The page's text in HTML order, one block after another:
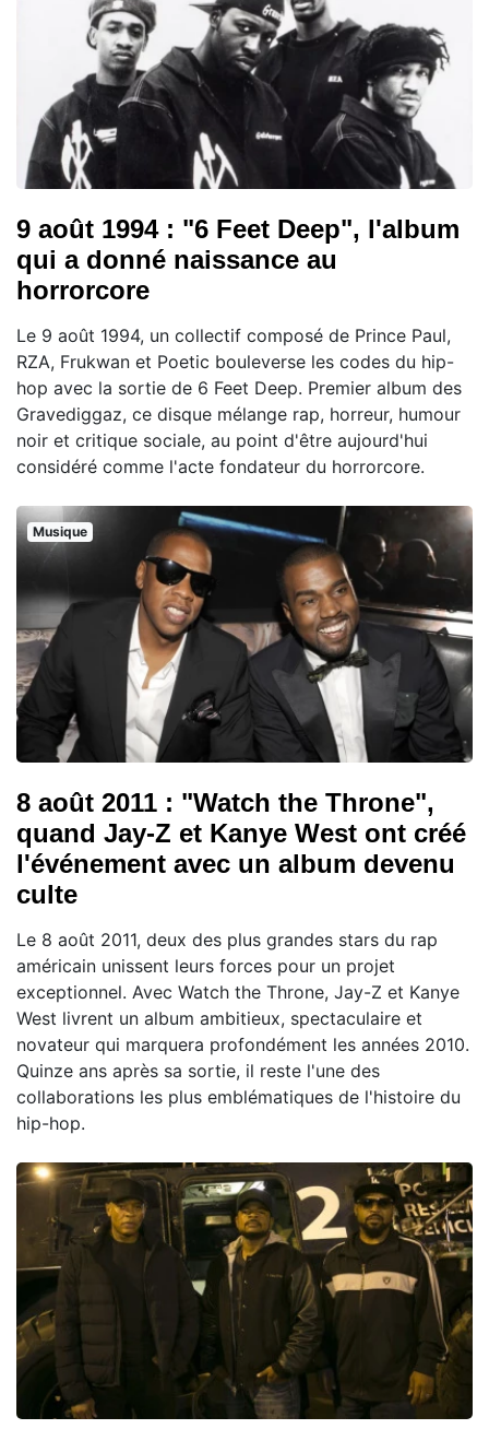
9 août 1994 : "6 Feet Deep", l'album
qui a donné naissance au
horrorcore
Le 9 août 1994, un collectif composé de Prince Paul,
RZA, Frukwan et Poetic bouleverse les codes du hip-
hop avec la sortie de 6 Feet Deep. Premier album des
Gravediggaz, ce disque mélange rap, horreur, humour
noir et critique sociale, au point d'être aujourd'hui
considéré comme l'acte fondateur du horrorcore.
Musique
8 août 2011 : "Watch the Throne",
quand Jay-Z et Kanye West ont créé
l'événement avec un album devenu
culte
Le 8 août 2011, deux des plus grandes stars du rap
américain unissent leurs forces pour un projet
exceptionnel. Avec Watch the Throne, Jay-Z et Kanye
West livrent un album ambitieux, spectaculaire et
novateur qui marquera profondément les années 2010.
Quinze ans après sa sortie, il reste l'une des
collaborations les plus emblématiques de l'histoire du
hip-hop.